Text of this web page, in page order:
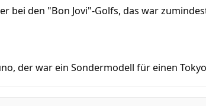
bei den "Bon Jovi"-Golfs, das war
der war ein Sondermodell für einen